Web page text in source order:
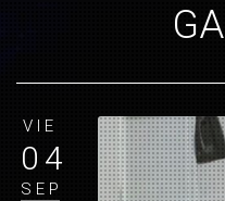
VIE
04
SEP